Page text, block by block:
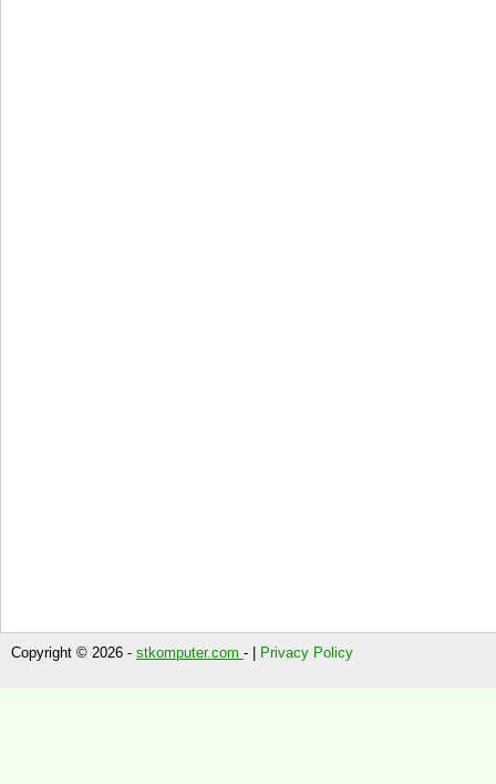
Copyright © 2026 - stkomputer.com - | Privacy Policy